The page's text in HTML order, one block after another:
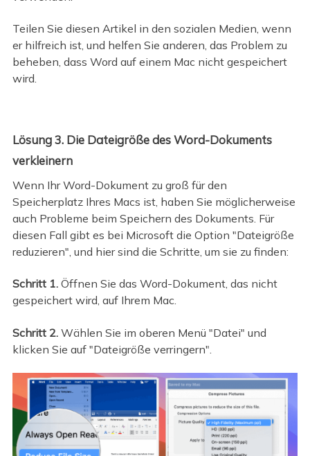
Teilen Sie diesen Artikel in den sozialen Medien, wenn
er hilfreich ist, und helfen Sie anderen, das Problem zu
beheben, dass Word auf einem Mac nicht gespeichert
wird.
Lösung 3. Die Dateigröße des Word-Dokuments
verkleinern
Wenn Ihr Word-Dokument zu groß für den
Speicherplatz Ihres Macs ist, haben Sie möglicherweise
auch Probleme beim Speichern des Dokuments. Für
diesen Fall gibt es bei Microsoft die Option "Dateigröße
reduzieren", und hier sind die Schritte, um sie zu finden:
Schritt 1.Öffnen Sie das Word-Dokument, das nicht
gespeichert wird, auf Ihrem Mac.
Schritt 2.Wählen Sie im oberen Menü "Datei" und
klicken Sie auf "Dateigröße verringern".